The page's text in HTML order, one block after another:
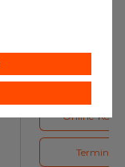
Online-